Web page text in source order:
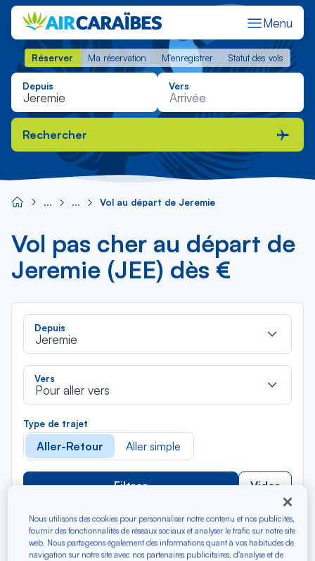
Menu
Réserver Ma réservation M'enregistrer Statut des vols
Réserver Ma réservation M'enregistrer Statut des vols
Depuis Vers
Rechercher
Vol au départ de Jeremie
Vol pas cher au départ de
Jeremie (JEE) dès €
Depuis
Jeremie
Vers
Pour aller vers
Type de trajet
Aller-Retour Aller simple
Filtrer Vider
Précédent
AOÛ 2026
N/A*
Aller / Retour — Économique Aller
Suivant
Nous utilisons des cookies pour personnaliser notre contenu et nos publicités,
fournir des fonctionnalités de réseaux sociaux et analyser le trafic sur notre site
web. Nous partageons également des informations quant à vos habitudes de
navigation sur notre site avec nos partenaires publicitaires, d'analyse et de